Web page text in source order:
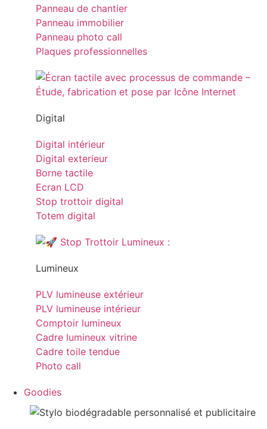
Panneau de chantier
Panneau immobilier
Panneau photo call
Plaques professionnelles
Digital
Digital intérieur
Digital exterieur
Borne tactile
Ecran LCD
Stop trottoir digital
Totem digital
Lumineux
PLV lumineuse extérieur
PLV lumineuse intérieur
Comptoir lumineux
Cadre lumineux vitrine
Cadre toile tendue
Photo call
Goodies